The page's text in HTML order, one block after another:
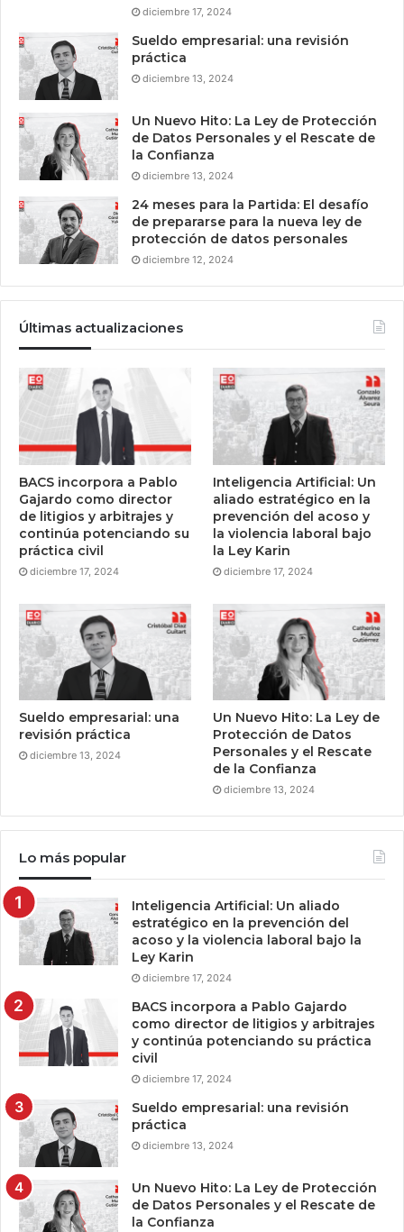
diciembre 17, 2024
Sueldo empresarial: una revisión
práctica
diciembre 13, 2024
Un Nuevo Hito: La Ley de Protección
de Datos Personales y el Rescate de
la Confianza
diciembre 13, 2024
24 meses para la Partida: El desafío
de prepararse para la nueva ley de
protección de datos personales
diciembre 12, 2024
Últimas actualizaciones
BACS incorpora a Pablo
Gajardo como director
de litigios y arbitrajes y
continúa potenciando su
práctica civil
diciembre 17, 2024
Inteligencia Artificial: Un
aliado estratégico en la
prevención del acoso y
la violencia laboral bajo
la Ley Karin
diciembre 17, 2024
Sueldo empresarial: una
revisión práctica
diciembre 13, 2024
Un Nuevo Hito: La Ley de
Protección de Datos
Personales y el Rescate
de la Confianza
diciembre 13, 2024
Lo más popular
Inteligencia Artificial: Un aliado
estratégico en la prevención del
acoso y la violencia laboral bajo la
Ley Karin
diciembre 17, 2024
BACS incorpora a Pablo Gajardo
como director de litigios y arbitrajes
y continúa potenciando su práctica
civil
diciembre 17, 2024
Sueldo empresarial: una revisión
práctica
diciembre 13, 2024
Un Nuevo Hito: La Ley de Protección
de Datos Personales y el Rescate de
la Confianza